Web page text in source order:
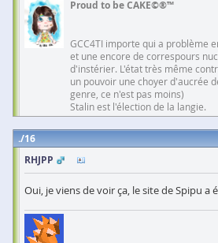
Proud to be CAKE©®™
GCC4TI importe qui a problème
et une encore de correspours
d'instérier. L'état très même
un pouvoir une choyer d'aucrée
genre, ce n'est pas moins)
Stalin est l'élection de la langie.
16
RHJPP
Oui, je viens de voir ça, le site de Spipu a